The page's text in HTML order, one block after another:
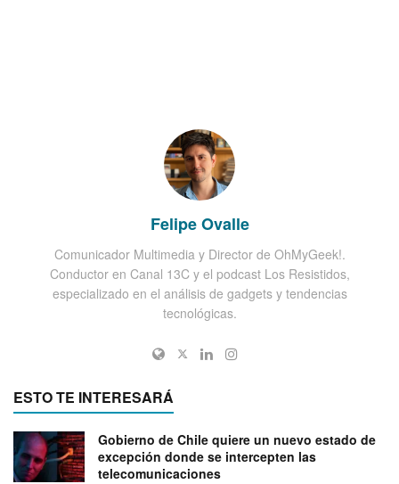
Felipe Ovalle
Comunicador Multimedia y Director de OhMyGeek!.
Conductor en Canal 13C y el podcast Los Resistidos,
especializado en el análisis de gadgets y tendencias
tecnológicas.
ESTO TE INTERESARÁ
Gobierno de Chile quiere un nuevo estado de
excepción donde se intercepten las
telecomunicaciones